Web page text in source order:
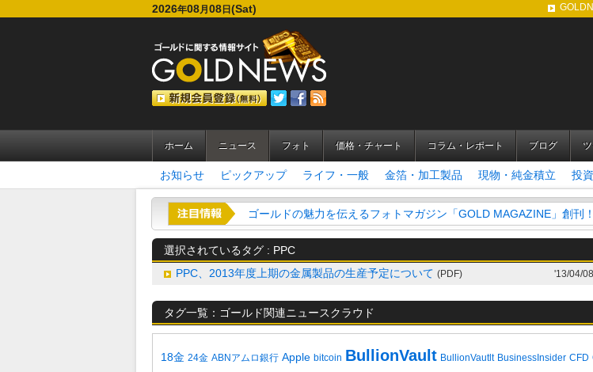
2026年08月 08 日 (Sat)
ホーム ニュース フォト 価格・チャート コラム・レポート ブログ
お知らせ ピックアップ ライフ・一般 金箔・加工製品 現物・純金積立 投
ゴールドの魅力を伝えるフォトマガジン「GOLD MAGAZINE」創刊！
選択されているタグ : PPC
PPC、2013年度上期の金属製品の生産予定について (PDF) '13/04/08
タグ一覧：ゴールド関連ニュースクラウド
18金 24金 ABNアムロ銀行 Apple bitcoin BullionVault BullionVautlt BusinessInsider CFD